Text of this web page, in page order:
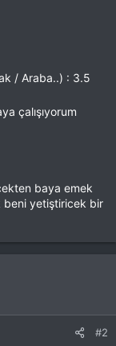
/ Araba..) : 3.5
çalışıyorum
baya emek
beni yetiştiricek bir
#2